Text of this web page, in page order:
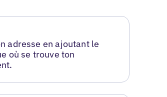
adresse en ajoutant le
où se trouve ton